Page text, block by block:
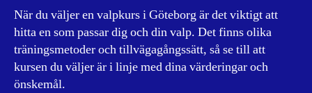
När du väljer en valpkurs i Göteborg är det viktigt att
hitta en som passar dig och din valp. Det finns olika
träningsmetoder och tillvägagångssätt, så se till att
kursen du väljer är i linje med dina värderingar och
önskemål.